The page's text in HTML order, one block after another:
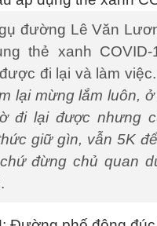
đường Lê Văn
thẻ xanh
đi lại và làm việc.
lại mừng lắm luôn,
đi lại được nhưng
giữ gìn, vẫn 5K
đừng chủ quan